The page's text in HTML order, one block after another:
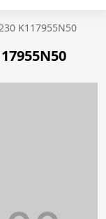
K117955N50